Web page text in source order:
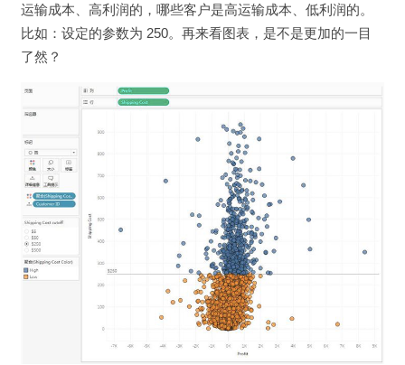
运输成本、高利润的，哪些客户是高运输成本、低利润的。
比如：设定的参数为 250。再来看图表，是不是更加的一目
了然？